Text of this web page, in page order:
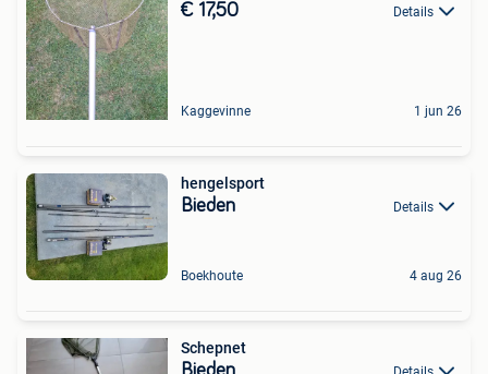
€ 17,50 Details
Kaggevinne 1 jun 26
hengelsport
Bieden Details
Boekhoute 4 aug 26
Schepnet